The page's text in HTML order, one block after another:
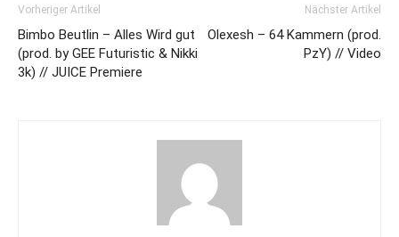
Vorheriger Artikel
Bimbo Beutlin – Alles Wird gut
(prod. by GEE Futuristic & Nikki
3k) // JUICE Premiere
Nächster Artikel
Olexesh – 64 Kammern (prod.
PzY) // Video